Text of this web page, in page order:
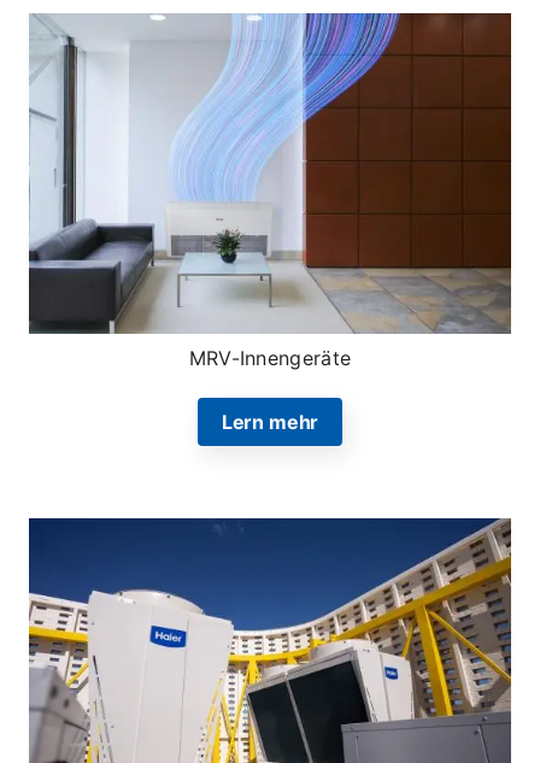
MRV-Innengeräte
Lern mehr